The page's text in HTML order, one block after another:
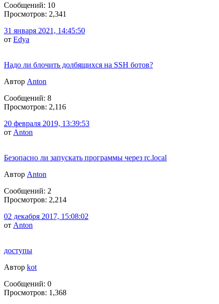
Сообщений: 10
Просмотров: 2,341
31 января 2021, 14:45:50
от Edya
Надо ли блочить долбящихся на SSH ботов?
Автор Anton
Сообщений: 8
Просмотров: 2,116
20 февраля 2019, 13:39:53
от Anton
Безопасно ли запускать программы через rc.local
Автор Anton
Сообщений: 2
Просмотров: 2,214
02 декабря 2017, 15:08:02
от Anton
доступы
Автор kot
Сообщений: 0
Просмотров: 1,368